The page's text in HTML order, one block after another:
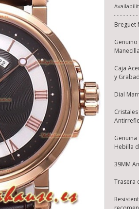
CHOPARD MILLE MIGLIA GTA
CRONÓGRAFO DOS TONOS
ESPEJO 1:1 - DIAL GRIS
MXN$ 11,260.15
Breguet
Caja
y
Dial
Hebilla
39MM
Trasera